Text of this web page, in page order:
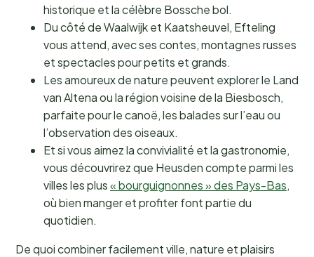
historique et la célèbre Bossche bol.
Du côté de Waalwijk et Kaatsheuvel, Efteling
vous attend, avec ses contes, montagnes russes
et spectacles pour petits et grands.
Les amoureux de nature peuvent explorer le Land
van Altena ou la région voisine de la Biesbosch,
parfaite pour le canoë, les balades sur l’eau ou
l’observation des oiseaux.
Et si vous aimez la convivialité et la gastronomie,
vous découvrirez que Heusden compte parmi les
villes les plus« bourguignonnes » des Pays-Bas,
où bien manger et profiter font partie du
quotidien.
De quoi combiner facilement ville, nature et plaisirs